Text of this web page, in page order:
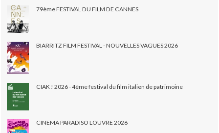
79ème FESTIVAL DU FILM DE CANNES
BIARRITZ FILM FESTIVAL - NOUVELLES VAGUES 2026
CIAK ! 2026 - 4ème festival du film italien de patrimoine
CINEMA PARADISO LOUVRE 2026